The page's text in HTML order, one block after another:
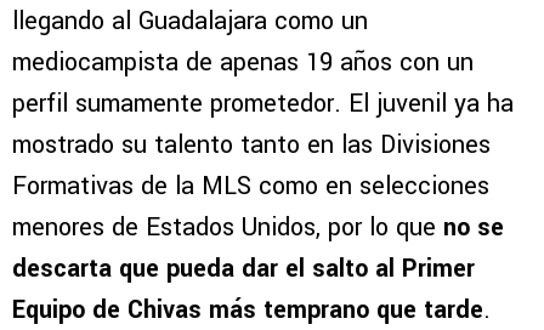
llegando al Guadalajara como un
mediocampista de apenas 19 años con un
perfil sumamente prometedor. El juvenil ya ha
mostrado su talento tanto en las Divisiones
Formativas de la MLS como en selecciones
menores de Estados Unidos, por lo que no se
descarta que pueda dar el salto al Primer
Equipo de Chivas más temprano que tarde.